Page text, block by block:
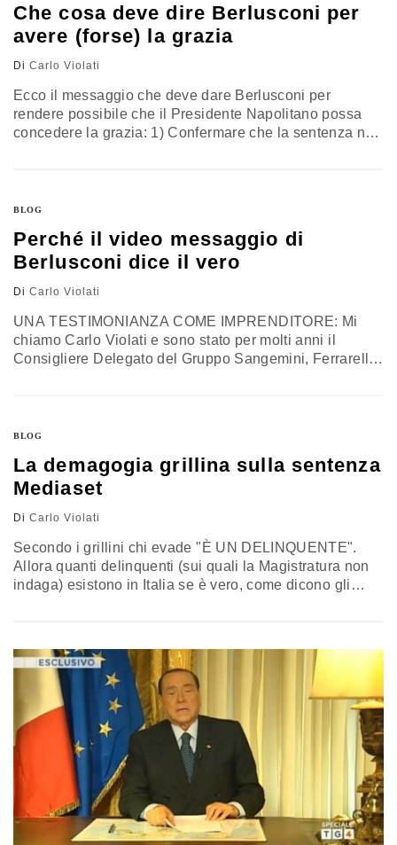
Che cosa deve dire Berlusconi per
avere (forse) la grazia
Di Carlo Violati
Ecco il messaggio che deve dare Berlusconi per
rendere possibile che il Presidente Napolitano possa
concedere la grazia: 1) Confermare che la sentenza non
potrebbe essere. 2) Che il Popolo…
BLOG
Perché il video messaggio di
Berlusconi dice il vero
Di Carlo Violati
UNA TESTIMONIANZA COME IMPRENDITORE: Mi
chiamo Carlo Violati e sono stato per molti anni il
Consigliere Delegato del Gruppo Sangemini, Ferrarelle,
vuole liscia o gassata?" Allora mi è venuta una idea:
BLOG
La demagogia grillina sulla sentenza
Mediaset
Di Carlo Violati
Secondo i grillini chi evade "È UN DELINQUENTE".
Allora quanti delinquenti (sui quali la Magistratura non
indaga) esistono in Italia se è vero, come dicono gli
che definiscono…